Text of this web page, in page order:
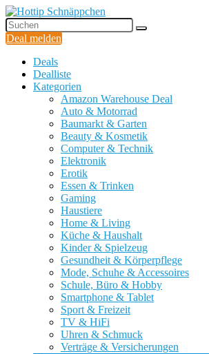
Deal melden
Deals
Dealliste
Kategorien
Amazon Warehouse Deal
Auto & Motorrad
Baumarkt & Garten
Beauty & Kosmetik
Computer & Technik
Elektronik
Erotik
Essen & Trinken
Gaming
Haustiere
Home & Living
Küche & Haushalt
Kinder & Spielzeug
Gesundheit & Körperpflege
Mode, Schuhe & Accessoires
Schule, Büro & Hobby
Smartphone & Tablet
Sport & Freizeit
TV & HiFi
Uhren & Schmuck
Verträge & Versicherungen